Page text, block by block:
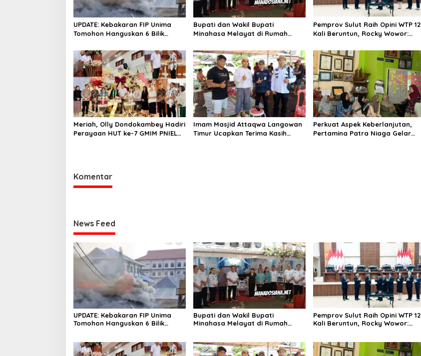
UPDATE: Kebakaran FIP Unima
Tomohon Hanguskan 6 Bilik
Bupati dan Wakil Bupati
Minahasa Melayat di Rumah
Pangemanan di Remboken
Pemprov Sulut Raih Opini WTP 12
Kali Beruntun, Rocky Wowor:
Meriah, Olly Dondokambey Hadiri
Perayaan HUT ke-7 GMIM PNIEL
Imam Masjid Attaqwa Langowan
Timur Ucapkan Terima Kasih
Perkuat Aspek Keberlanjutan,
Pertamina Patra Niaga Gelar
Komentar
News Feed
UPDATE: Kebakaran FIP Unima
Tomohon Hanguskan 6 Bilik
Bupati dan Wakil Bupati
Minahasa Melayat di Rumah
Pemprov Sulut Raih Opini WTP 12
Kali Beruntun, Rocky Wowor: